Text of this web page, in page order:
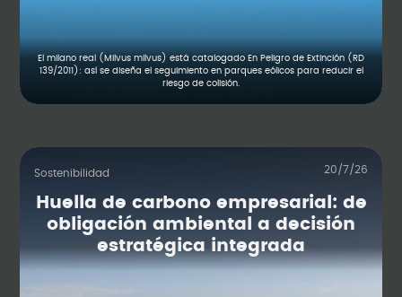
El milano real (Milvus milvus) está catalogado En Peligro de Extinción (RD
139/2011): así se diseña el seguimiento en parques eólicos para reducir el
riesgo de colisión.
Sostenibilidad 20/7/26
Huella de carbono empresarial: de
obligación ambiental a decisión
estratégica integrada